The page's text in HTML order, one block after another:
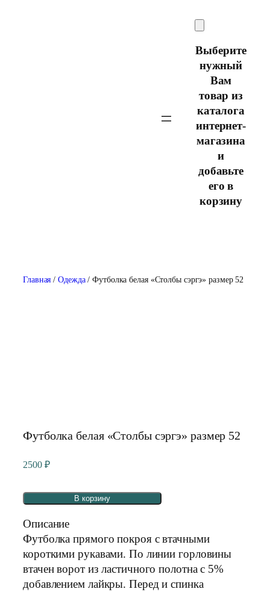
Выберите
нужный
Вам
товар из
каталога
интернет-
магазина
и
добавьте
его в
корзину
Главная /Одежда/ Футболка белая «Столбы сэргэ» размер 52
Футболка белая «Столбы сэргэ» размер 52
2500 ₽
В корзину
Описание
Футболка прямого покроя с втачными
короткими рукавами. По линии горловины
втачен ворот из ластичного полотна с 5%
добавлением лайкры. Перед и спинка